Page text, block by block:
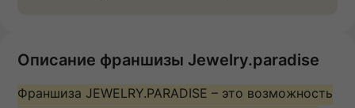
Описание франшизы Jewelry.paradise
Франшиза JEWELRY.PARADISE – это возможность